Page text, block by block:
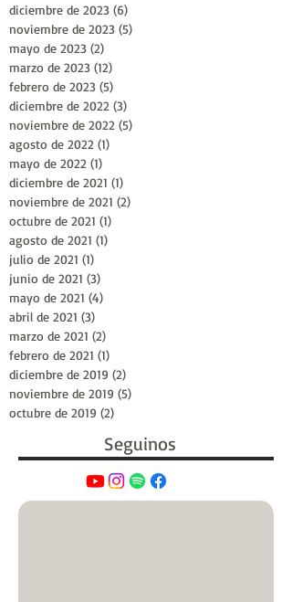
diciembre de 2023 (6)
noviembre de 2023 (5)
mayo de 2023 (2)
marzo de 2023 (12)
febrero de 2023 (5)
diciembre de 2022 (3)
noviembre de 2022 (5)
agosto de 2022 (1)
mayo de 2022 (1)
diciembre de 2021 (1)
noviembre de 2021 (2)
octubre de 2021 (1)
agosto de 2021 (1)
julio de 2021 (1)
junio de 2021 (3)
mayo de 2021 (4)
abril de 2021 (3)
marzo de 2021 (2)
febrero de 2021 (1)
diciembre de 2019 (2)
noviembre de 2019 (5)
octubre de 2019 (2)
Seguinos